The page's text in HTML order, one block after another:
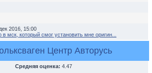
2016, 15:00
мск, который смог установить мне оригин...
Центр Авторусь
Средняя оценка: 4.47